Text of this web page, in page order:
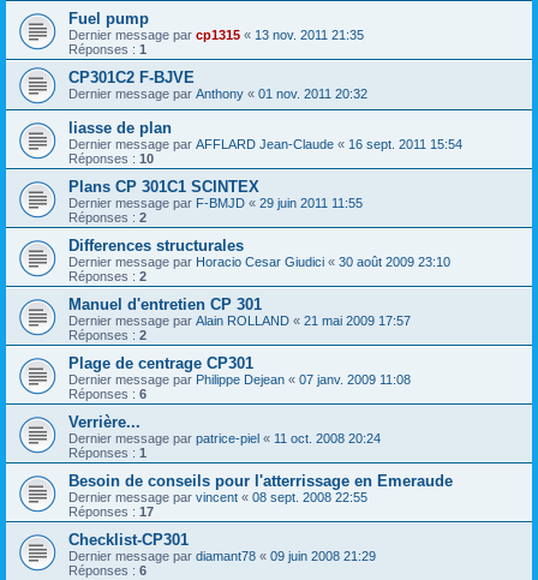
Fuel pump
Dernier message par cp1315 « 13 nov. 2011 21:35
Réponses : 1
CP301C2 F-BJVE
Dernier message par Anthony « 01 nov. 2011 20:32
liasse de plan
Dernier message par AFFLARD Jean-Claude « 16 sept. 2011 15:54
Réponses : 10
Plans CP 301C1 SCINTEX
Dernier message par F-BMJD « 29 juin 2011 11:55
Réponses : 2
Differences structurales
Dernier message par Horacio Cesar Giudici « 30 août 2009 23:10
Réponses : 2
Manuel d'entretien CP 301
Dernier message par Alain ROLLAND « 21 mai 2009 17:57
Réponses : 2
Plage de centrage CP301
Dernier message par Philippe Dejean « 07 janv. 2009 11:08
Réponses : 6
Verrière...
Dernier message par patrice-piel « 11 oct. 2008 20:24
Réponses : 1
Besoin de conseils pour l'atterrissage en Emeraude
Dernier message par vincent « 08 sept. 2008 22:55
Réponses : 17
Checklist-CP301
Dernier message par diamant78 « 09 juin 2008 21:29
Réponses : 6